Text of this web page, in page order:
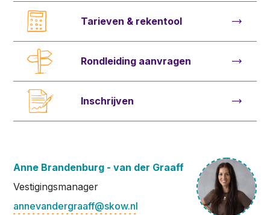
Tarieven & rekentool
Rondleiding aanvragen
Inschrijven
Anne Brandenburg - van der Graaff
Vestigingsmanager
annevandergraaff@skow.nl